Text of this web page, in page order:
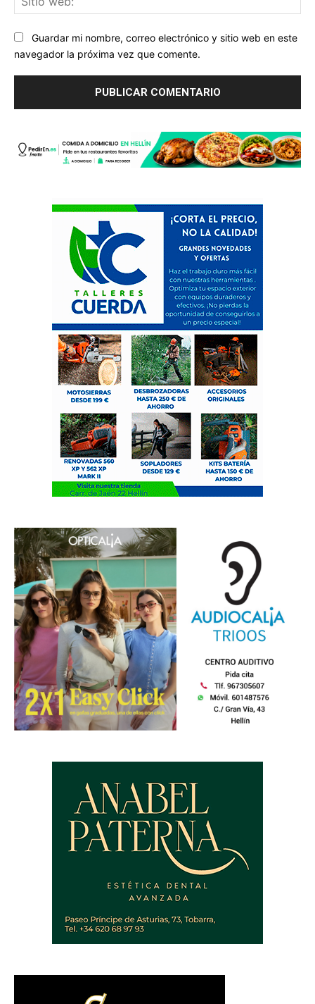
Guardar mi nombre, correo electrónico y sitio web en este
navegador la próxima vez que comente.